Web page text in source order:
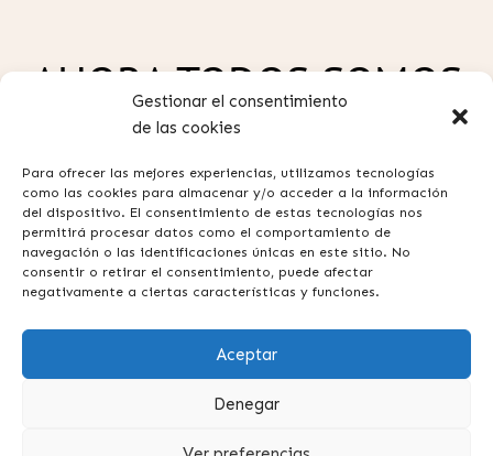
Gestionar el consentimiento
de las cookies
Para ofrecer las mejores experiencias, utilizamos tecnologías
como las cookies para almacenar y/o acceder a la información
del dispositivo. El consentimiento de estas tecnologías nos
permitirá procesar datos como el comportamiento de
navegación o las identificaciones únicas en este sitio. No
consentir o retirar el consentimiento, puede afectar
negativamente a ciertas características y funciones.
Aceptar
Denegar
AHORA TODOS SOMOS
GUAW
Política de privacidad
Términos y condiciones
Preguntas frecuentes